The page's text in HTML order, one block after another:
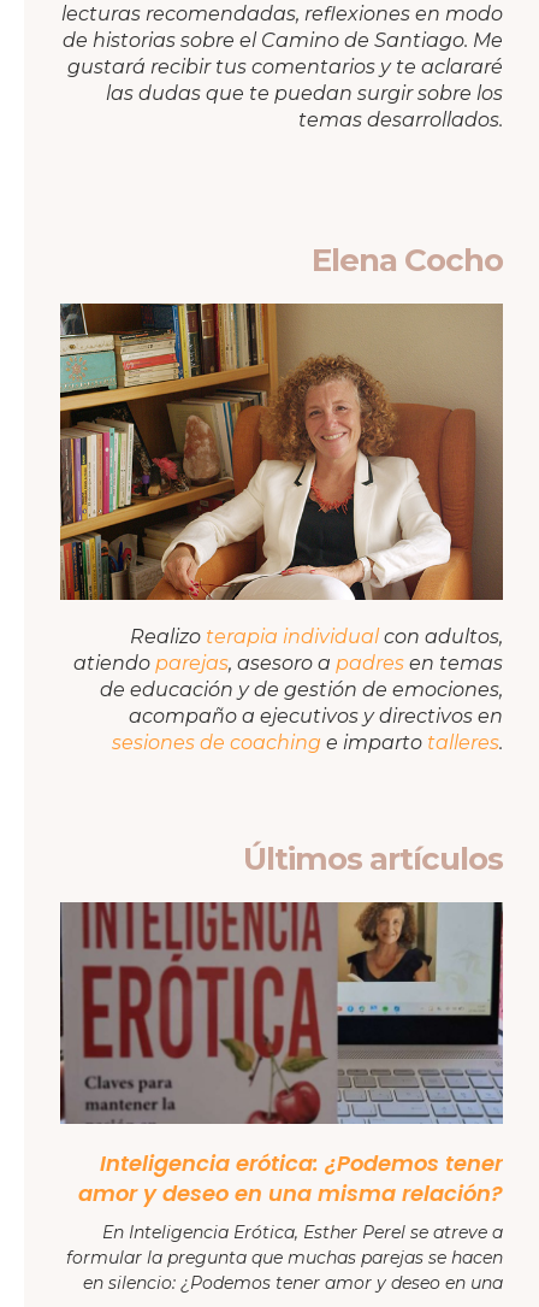
lecturas recomendadas, reflexiones en modo
de historias sobre el Camino de Santiago. Me
gustará recibir tus comentarios y te aclararé
las dudas que te puedan surgir sobre los
temas desarrollados.
Elena Cocho
Realizo terapia individualcon adultos,
atiendo parejas, asesoro a padres en temas
de educación y de gestión de emociones,
acompaño a ejecutivos y directivos en
sesiones de coaching e imparto talleres.
Últimos artículos
Inteligencia erótica: ¿Podemos tener
amor y deseo en una misma relación?
En Inteligencia Erótica, Esther Perel se atreve a
formular la pregunta que muchas parejas se hacen
en silencio: ¿Podemos tener amor y deseo en una